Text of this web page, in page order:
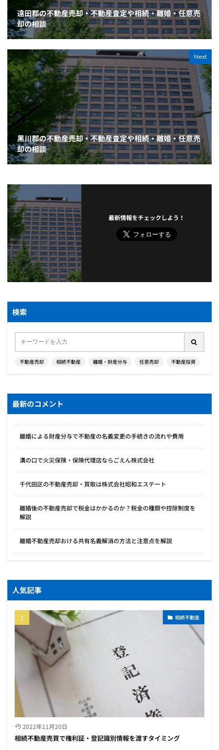
遠田郡の不動産売却・不動産査定や相続・離婚・任意売
却の相談
Next
黒川郡の不動産売却・不動産査定や相続・離婚・任意売
却の相談
最新情報をチェックしよう！
検索
不動産売却 相続不動産 離婚・財産分与 任意売却 不動産投資
最新のコメント
離婚による財産分与で不動産の名義変更の手続きの流れや費用
溝の口で火災保険・保険代理店ならごえん株式会社
千代田区の不動産売却・買取は株式会社昭和エステート
離婚後の不動産売却で税金はかかるのか？税金の種類や控除制度を
解説
離婚不動産売却おける共有名義解消の方法と注意点を解説
人気記事
相続不動産
2022年11月20日
相続不動産売買で権利証・登記識別情報を渡すタイミング